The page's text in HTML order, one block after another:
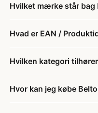
Hvilket mærke står bag
Hvad er EAN /
Hvilken kategori
Hvor kan jeg købe